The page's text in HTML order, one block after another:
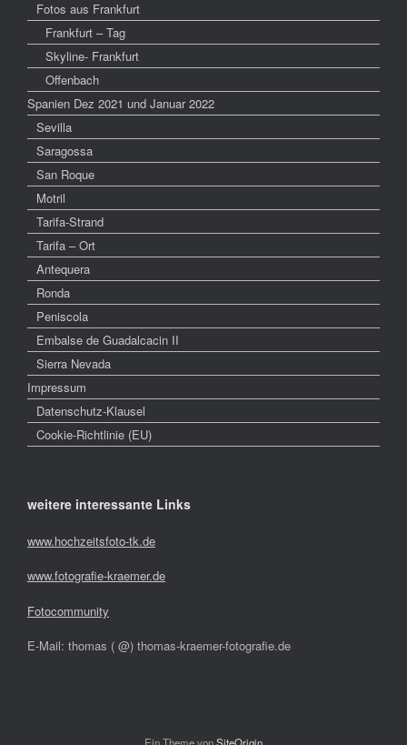
Fotos aus Frankfurt
Frankfurt – Tag
Skyline- Frankfurt
Offenbach
Spanien Dez 2021 und Januar 2022
Sevilla
Saragossa
San Roque
Motril
Tarifa-Strand
Tarifa – Ort
Antequera
Ronda
Peniscola
Embalse de Guadalcacin II
Sierra Nevada
Impressum
Datenschutz-Klausel
Cookie-Richtlinie (EU)
weitere interessante Links
www.hochzeitsfoto-tk.de
www.fotografie-kraemer.de
Fotocommunity
E-Mail: thomas ( @) thomas-kraemer-fotografie.de
Ein Theme vonSiteOrigin